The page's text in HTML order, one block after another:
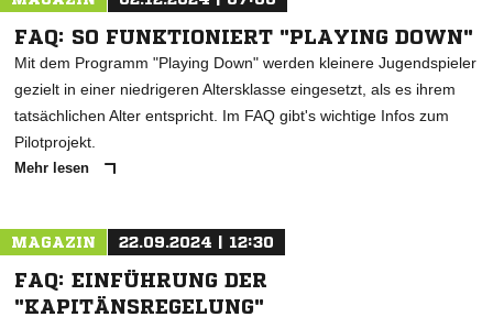
FAQ: SO FUNKTIONIERT "PLAYING DOWN"
Mit dem Programm "Playing Down" werden kleinere Jugendspieler
gezielt in einer niedrigeren Altersklasse eingesetzt, als es ihrem
tatsächlichen Alter entspricht. Im FAQ gibt's wichtige Infos zum
Pilotprojekt.
Mehr lesen
MAGAZIN 22.09.2024 | 12:30
FAQ: EINFÜHRUNG DER
"KAPITÄNSREGELUNG"